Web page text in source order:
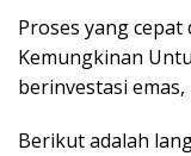
Proses yang
Kemungkinan
berinvestasi
Berikut adalah